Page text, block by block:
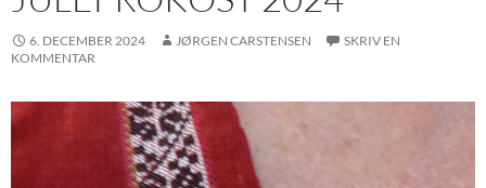
6. DECEMBER 2024 JØRGEN CARSTENSEN
SKRIV EN
KOMMENTAR